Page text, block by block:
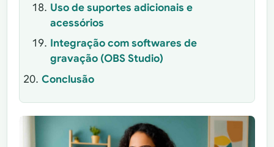
Uso de suportes adicionais e
acessórios
Integração com softwares de
gravação (OBS Studio)
Conclusão